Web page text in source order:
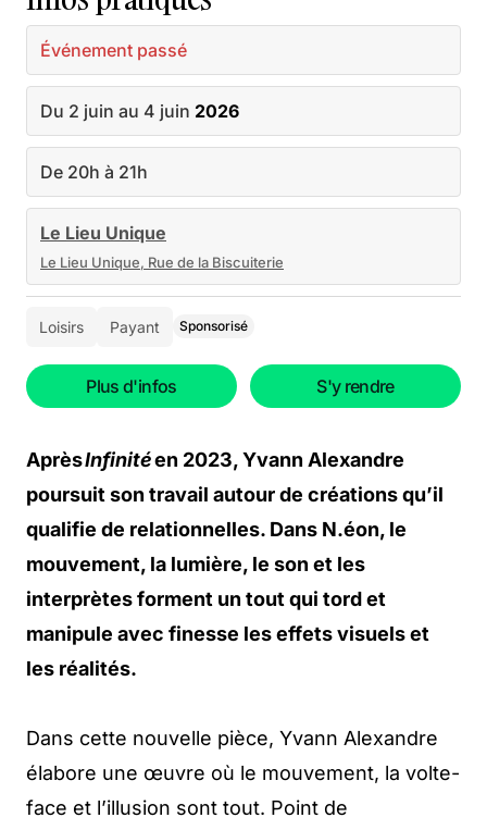
Événement passé
Du 2 juin au 4 juin 2026
De 20h à 21h
Le Lieu Unique
Le Lieu Unique, Rue de la Biscuiterie
Loisirs Payant Sponsorisé
Plus d'infos S'y rendre
AprèsInfinitéen 2023, Yvann Alexandre
poursuit son travail autour de créations qu’il
qualifie de relationnelles. Dans N.éon, le
mouvement, la lumière, le son et les
interprètes forment un tout qui tord et
manipule avec finesse les effets visuels et
les réalités.
Dans cette nouvelle pièce, Yvann Alexandre
élabore une œuvre où le mouvement, la volte-
face et l’illusion sont tout. Point de